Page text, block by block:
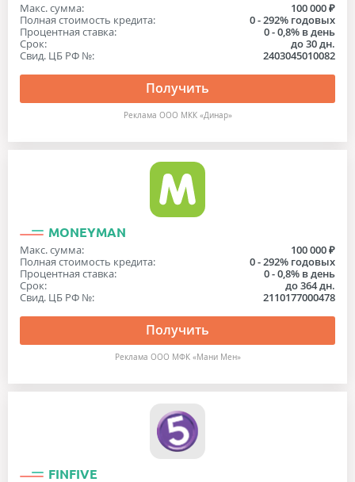
Макс. сумма:
100 000 ₽
Полная стоимость кредита:
0 - 292% годовых
Процентная ставка:
0 - 0,8% в день
Срок:
до 30 дн.
Свид. ЦБ РФ №:
2403045010082
Получить
Реклама ООО МКК «Динар»
MONEYMAN
Макс. сумма:
100 000 ₽
Полная стоимость кредита:
0 - 292% годовых
Процентная ставка:
0 - 0,8% в день
Срок:
до 364 дн.
Свид. ЦБ РФ №:
2110177000478
Получить
Реклама ООО МФК «Мани Мен»
FINFIVE